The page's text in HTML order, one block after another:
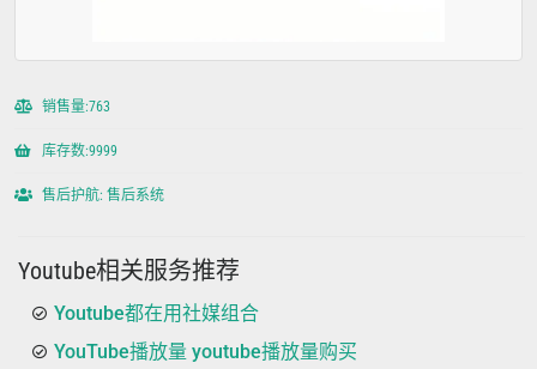
销售量:763
库存数:9999
售后护航: 售后系统
Youtube相关服务推荐
Youtube都在用社媒组合
YouTube播放量 youtube播放量购买